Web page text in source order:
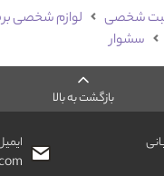
شخصی
لوازم شخصی
سشوار
بازگشت به بالا